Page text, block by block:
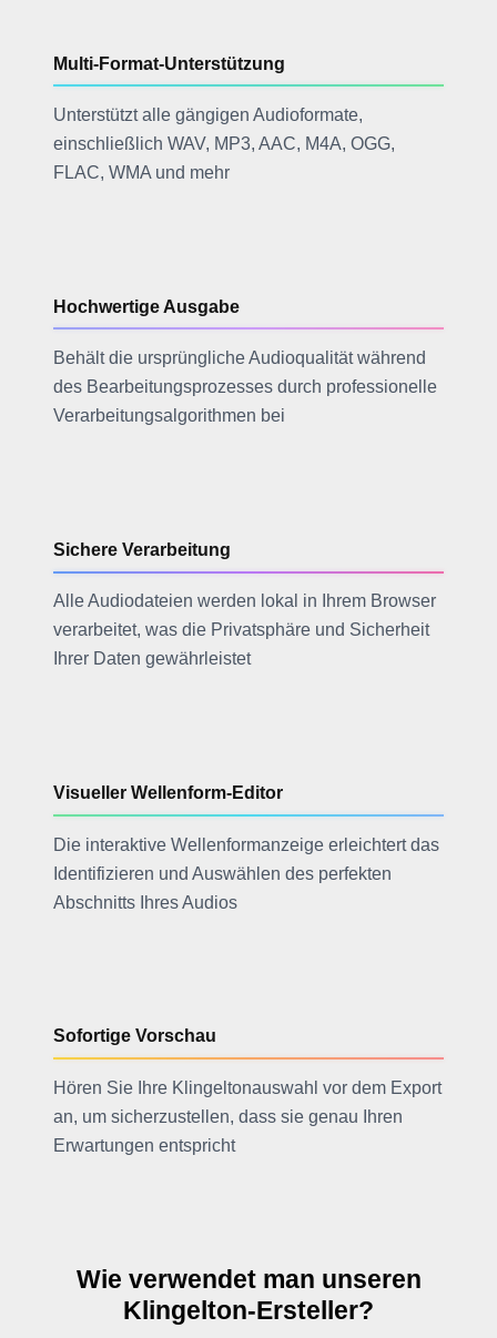
Multi-Format-Unterstützung
Unterstützt alle gängigen Audioformate,
einschließlich WAV, MP3, AAC, M4A, OGG,
FLAC, WMA und mehr
Hochwertige Ausgabe
Behält die ursprüngliche Audioqualität während
des Bearbeitungsprozesses durch professionelle
Verarbeitungsalgorithmen bei
Sichere Verarbeitung
Alle Audiodateien werden lokal in Ihrem Browser
verarbeitet, was die Privatsphäre und Sicherheit
Ihrer Daten gewährleistet
Visueller Wellenform-Editor
Die interaktive Wellenformanzeige erleichtert das
Identifizieren und Auswählen des perfekten
Abschnitts Ihres Audios
Sofortige Vorschau
Hören Sie Ihre Klingeltonauswahl vor dem Export
an, um sicherzustellen, dass sie genau Ihren
Erwartungen entspricht
Wie verwendet man unseren
Klingelton-Ersteller?